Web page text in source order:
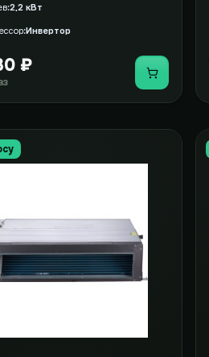
2,2 кВт
Инвертор
₽
Купить